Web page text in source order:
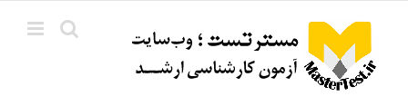
content